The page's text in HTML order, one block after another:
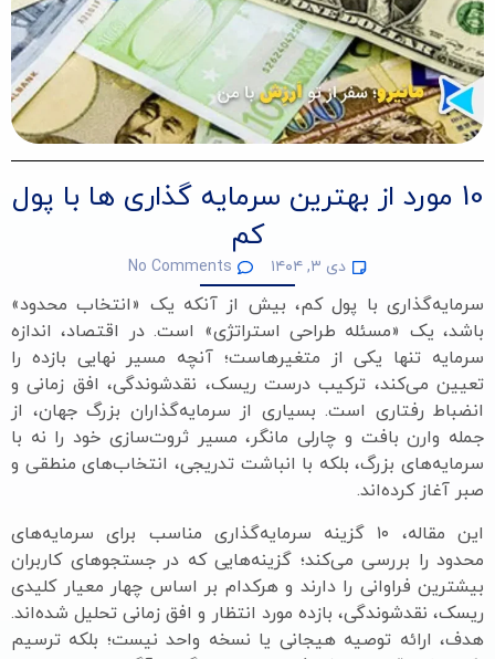
10 مورد از بهترین سرمایه گذاری ها با پول
کم
دی ۳, ۱۴۰۴ No Comments
سرمایه‌گذاری با پول کم، بیش از آنکه یک «انتخاب محدود»
باشد، یک «مسئله طراحی استراتژی» است. در اقتصاد، اندازه
سرمایه تنها یکی از متغیرهاست؛ آنچه مسیر نهایی بازده را
تعیین می‌کند، ترکیب درست ریسک، نقدشوندگی، افق زمانی و
انضباط رفتاری است. بسیاری از سرمایه‌گذاران بزرگ جهان، از
جمله وارن بافت و چارلی مانگر، مسیر ثروت‌سازی خود را نه با
سرمایه‌های بزرگ، بلکه با انباشت تدریجی، انتخاب‌های منطقی و
صبر آغاز کرده‌اند.
این مقاله، ۱۰ گزینه سرمایه‌گذاری مناسب برای سرمایه‌های
محدود را بررسی می‌کند؛ گزینه‌هایی که در جستجوهای کاربران
بیشترین فراوانی را دارند و هرکدام بر اساس چهار معیار کلیدی
ریسک، نقدشوندگی، بازده مورد انتظار و افق زمانی تحلیل شده‌اند.
هدف، ارائه توصیه هیجانی یا نسخه واحد نیست؛ بلکه ترسیم